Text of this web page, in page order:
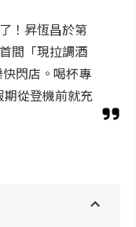
！昇恆昌於第
間「現拉調酒
閃店。喝杯專
期從登機前就充